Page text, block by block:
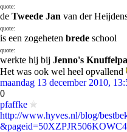
quote:
de Tweede Jan van der
quote:
is een zogeheten brede school
quote:
werkte hij bij Jenno's
Het was ook wel heel opvallend
maandag 13 december 2010,
0
pfaffke
http://www.hyves.nl/blog/